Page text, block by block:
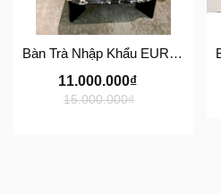
Bàn Trà Nhập Khẩu EUREKA Coffee Table
11.000.000₫
15.000.000₫